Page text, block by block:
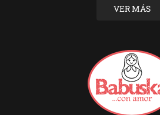
VER MÁS